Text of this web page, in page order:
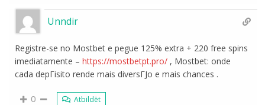
Unndir
Registre-se no Mostbet e pegue 125% extra + 220 free spins
imediatamente –https://mostbetpt.pro/ , Mostbet: onde
cada depГіsito rende mais diversГЈo e mais chances .
0 Atbildēt